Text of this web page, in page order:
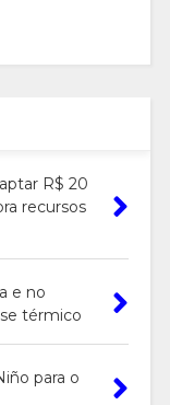
R$ 20
recursos
e no
térmico
para o